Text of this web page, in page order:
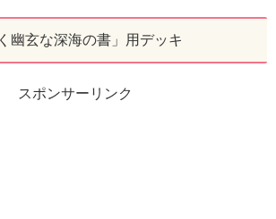
幽玄な深海の書」用デッキ
スポンサーリンク